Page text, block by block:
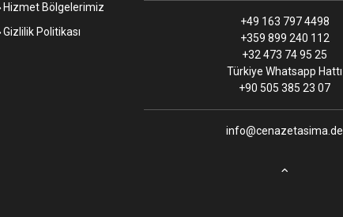
Hizmet Bölgelerimiz
Gizlilik Politikası
+49 163 797 4498
+359 899 240 112
+32 473 74 95 25
Türkiye Whatsapp Hattı
+90 505 385 23 07
info@cenazetasima.de